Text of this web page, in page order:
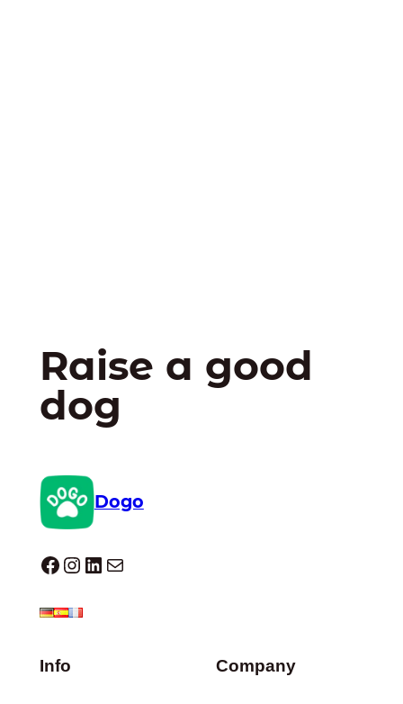
Raise a good
dog
Dogo
Dogo facebook InstagramLinkedIn E-mail
Info Company